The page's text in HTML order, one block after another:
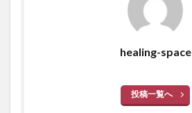
healing-space
投稿一覧へ